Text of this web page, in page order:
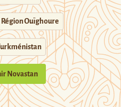
Région Ouïghoure
Novastan